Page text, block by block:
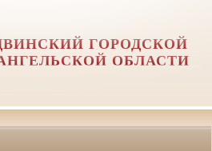
ГОРОДСКОЙ
ОБЛАСТИ